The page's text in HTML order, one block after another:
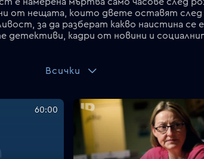
от нещата, които двете оставят
за да разберат какво наистина се е
Всички
60:00